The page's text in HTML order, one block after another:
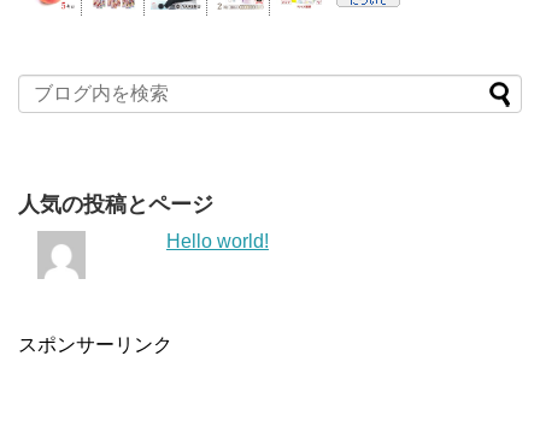
人気の投稿とページ
Hello world!
スポンサーリンク